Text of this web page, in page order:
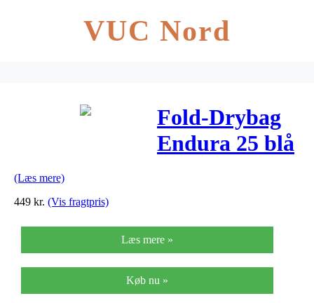
VUC Nord
Fold-Drybag
Endura 25 blå
(Læs mere)
449 kr. (Vis fragtpris)
Læs mere »
Køb nu »